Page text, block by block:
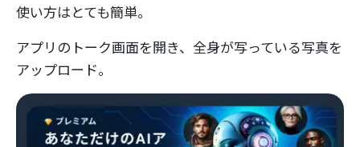
使い方はとても簡単。
アプリのトーク画面を開き、全身が写っている写真を
アップロード。